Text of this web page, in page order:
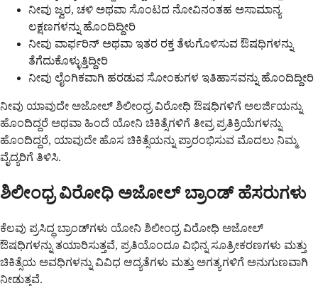
ನೀವು ಜ್ವರ, ಚಳಿ ಅಥವಾ ಸೊಂಟದ ನೋವಿನಂತಹ ಅಸಾಮಾನ್ಯ
ಲಕ್ಷಣಗಳನ್ನು ಹೊಂದಿದ್ದೀರಿ
ನೀವು ವಾರ್ಫರಿನ್ ಅಥವಾ ಇತರ ರಕ್ತ ತೆಳುಗೊಳಿಸುವ ಔಷಧಿಗಳನ್ನು
ತೆಗೆದುಕೊಳ್ಳುತ್ತಿದ್ದೀರಿ
ನೀವು ಲೈಂಗಿಕವಾಗಿ ಹರಡುವ ಸೋಂಕುಗಳ ಇತಿಹಾಸವನ್ನು ಹೊಂದಿದ್ದೀರಿ
ನೀವು ಯಾವುದೇ ಅಜೋಲ್ ಶಿಲೀಂಧ್ರ ವಿರೋಧಿ ಔಷಧಿಗಳಿಗೆ ಅಲರ್ಜಿಯನ್ನು
ಹೊಂದಿದ್ದರೆ ಅಥವಾ ಹಿಂದೆ ಯೋನಿ ಚಿಕಿತ್ಸೆಗಳಿಗೆ ತೀವ್ರ ಪ್ರತಿಕ್ರಿಯೆಗಳನ್ನು
ಹೊಂದಿದ್ದರೆ, ಯಾವುದೇ ಹೊಸ ಚಿಕಿತ್ಸೆಯನ್ನು ಪ್ರಾರಂಭಿಸುವ ಮೊದಲು ನಿಮ್ಮ
ವೈದ್ಯರಿಗೆ ತಿಳಿಸಿ.
ಶಿಲೀಂಧ್ರ ವಿರೋಧಿ ಅಜೋಲ್ ಬ್ರಾಂಡ್ ಹೆಸರುಗಳು
ಕೆಲವು ಪ್ರಸಿದ್ಧ ಬ್ರಾಂಡ್‌ಗಳು ಯೋನಿ ಶಿಲೀಂಧ್ರ ವಿರೋಧಿ ಅಜೋಲ್
ಔಷಧಿಗಳನ್ನು ತಯಾರಿಸುತ್ತವೆ, ಪ್ರತಿಯೊಂದೂ ವಿಭಿನ್ನ ಸೂತ್ರೀಕರಣಗಳು ಮತ್ತು
ಚಿಕಿತ್ಸೆಯ ಅವಧಿಗಳನ್ನು ವಿವಿಧ ಆದ್ಯತೆಗಳು ಮತ್ತು ಅಗತ್ಯಗಳಿಗೆ ಅನುಗುಣವಾಗಿ
ನೀಡುತ್ತವೆ.